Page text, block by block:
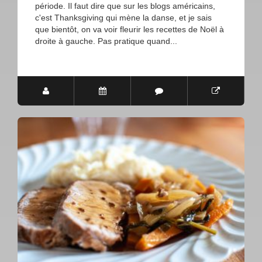
période. Il faut dire que sur les blogs américains,
c'est Thanksgiving qui mène la danse, et je sais
que bientôt, on va voir fleurir les recettes de Noël à
droite à gauche. Pas pratique quand...